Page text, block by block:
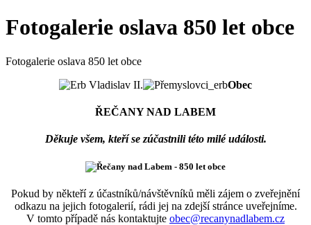
Fotogalerie oslava 850 let obce
Fotogalerie oslava 850 let obce
Obec
ŘEČANY NAD LABEM
Děkuje všem, kteří se zúčastnili této milé události.
Pokud by někteří z účastníků/návštěvníků měli zájem o zveřejnění
odkazu na jejich fotogalerií, rádi jej na zdejší stránce uveřejníme.
V tomto případě nás kontaktujte obec@recanynadlabem.cz